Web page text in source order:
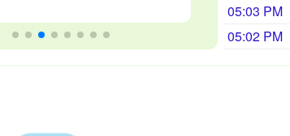
05:03 PM
05:02 PM